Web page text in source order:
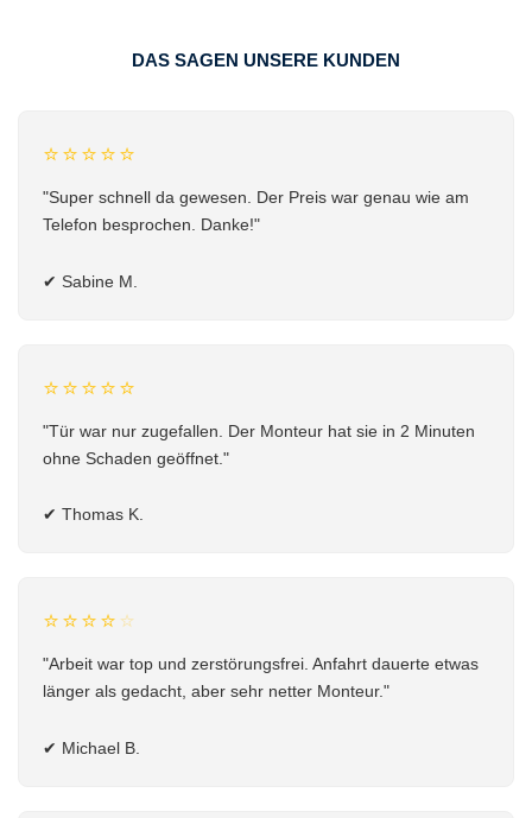
DAS SAGEN UNSERE KUNDEN
⭐⭐⭐⭐⭐
"Super schnell da gewesen. Der Preis war genau wie am
Telefon besprochen. Danke!"
✔ Sabine M.
⭐⭐⭐⭐⭐
"Tür war nur zugefallen. Der Monteur hat sie in 2 Minuten
ohne Schaden geöffnet."
✔ Thomas K.
⭐⭐⭐⭐⭐
"Arbeit war top und zerstörungsfrei. Anfahrt dauerte etwas
länger als gedacht, aber sehr netter Monteur."
✔ Michael B.